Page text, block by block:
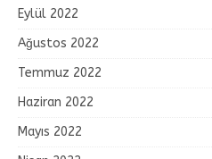
Eylül 2022
Ağustos 2022
Temmuz 2022
Haziran 2022
Mayıs 2022